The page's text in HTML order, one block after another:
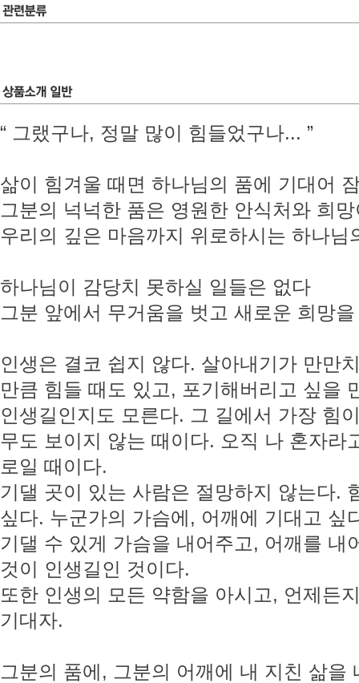
“ 그랬구나, 정말 많이 힘들었구나... ”
삶이 힘겨울 때면 하나님의 품에 기대어
그분의 넉넉한 품은 영원한 안식처와 희
우리의 깊은 마음까지 위로하시는 하나님
하나님이 감당치 못하실 일들은 없다
그분 앞에서 무거움을 벗고 새로운 희망
인생은 결코 쉽지 않다. 살아내기가 만만
만큼 힘들 때도 있고, 포기해버리고 싶을
인생길인지도 모른다. 그 길에서 가장 힘
무도 보이지 않는 때이다. 오직 나 혼자라
로일 때이다.
기댈 곳이 있는 사람은 절망하지 않는다.
싶다. 누군가의 가슴에, 어깨에 기대고 싶
기댈 수 있게 가슴을 내어주고, 어깨를 내
것이 인생길인 것이다.
또한 인생의 모든 약함을 아시고, 언제든
기대자.
그분의 품에, 그분의 어깨에 내 지친 삶을